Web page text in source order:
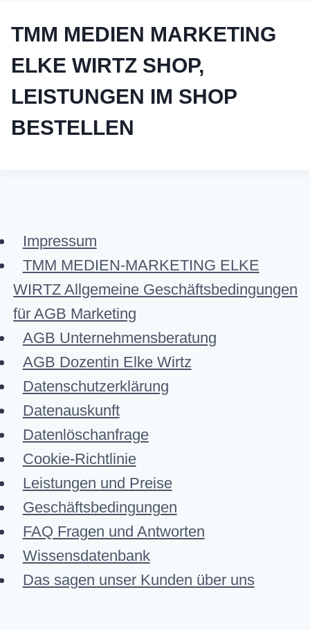
TMM MEDIEN MARKETING
ELKE WIRTZ SHOP,
LEISTUNGEN IM SHOP
BESTELLEN
Impressum
TMM MEDIEN-MARKETING ELKE
WIRTZ Allgemeine Geschäftsbedingungen
für AGB Marketing
AGB Unternehmensberatung
AGB Dozentin Elke Wirtz
Datenschutzerklärung
Datenauskunft
Datenlöschanfrage
Cookie-Richtlinie
Leistungen und Preise
Geschäftsbedingungen
FAQ Fragen und Antworten
Wissensdatenbank
Das sagen unser Kunden über uns